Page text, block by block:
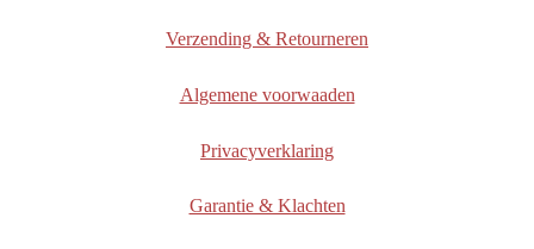
Verzending & Retourneren
Algemene voorwaaden
Privacyverklaring
Garantie & Klachten